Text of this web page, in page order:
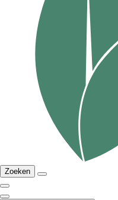
Zoeken